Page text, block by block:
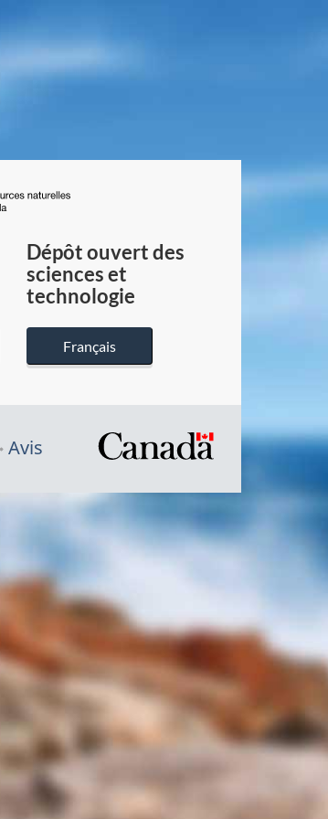
du
Canada
Dépôt ouvert des
sciences et
technologie
Français
Avis
/
gouvernement